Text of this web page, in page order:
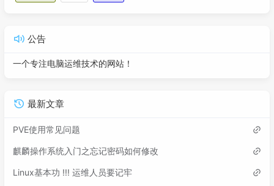
公告
一个专注电脑运维技术的网站！
最新文章
PVE使用常见问题
麒麟操作系统入门之忘记密码如何修改
Linux基本功 !!! 运维人员要记牢